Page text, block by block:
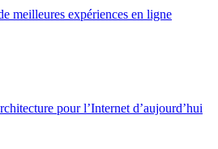
meilleures expériences en ligne
pour l’Internet d’aujourd’hui